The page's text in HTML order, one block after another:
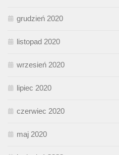
grudzień 2020
listopad 2020
wrzesień 2020
lipiec 2020
czerwiec 2020
maj 2020